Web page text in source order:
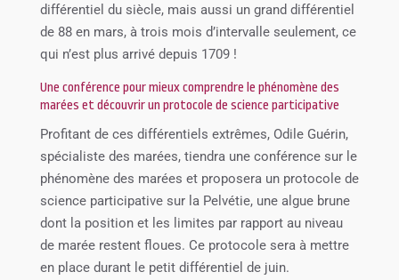
différentiel du siècle, mais aussi un grand différentiel
de 88 en mars, à trois mois d’intervalle seulement, ce
qui n’est plus arrivé depuis 1709 !
Une conférence pour mieux comprendre le phénomène des
marées et découvrir un protocole de science participative
Profitant de ces différentiels extrêmes, Odile Guérin,
spécialiste des marées, tiendra une conférence sur le
phénomène des marées et proposera un protocole de
science participative sur la Pelvétie, une algue brune
dont la position et les limites par rapport au niveau
de marée restent floues. Ce protocole sera à mettre
en place durant le petit différentiel de juin.